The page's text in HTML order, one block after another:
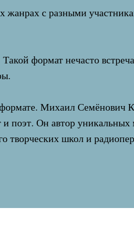
жанрах с разными
формат нечасто
Михаил Семёнович
и поэт. Он автор
творческих школ и